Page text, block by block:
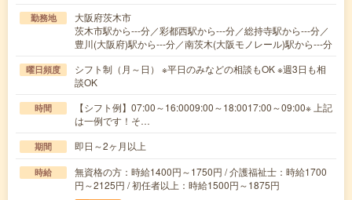
勤務地
大阪府茨木市
茨木市駅から---分／彩都西駅から---分／総持寺駅から---分／
豊川(大阪府)駅から---分／南茨木(大阪モノレール)駅から---分
曜日頻度
シフト制（月～日） ※平日のみなどの相談もOK ※週3日も相
談OK
時間
【シフト例】07:00～16:0009:00～18:0017:00～09:00※ 上記
は一例です！そ…
期間 即日～2ヶ月以上
時給
無資格の方：時給1400円～1750円 / 介護福祉士：時給1700
円～2125円 / 初任者以上：時給1500円～1875円